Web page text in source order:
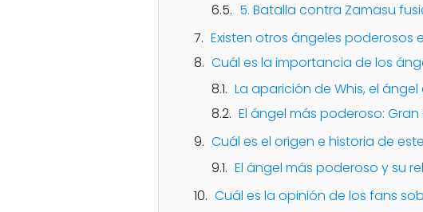
5. Batalla contra Zamasu
Existen otros ángeles poderosos
Cuál es la importancia de los
La aparición de Whis, el ángel
El ángel más poderoso:
Cuál es el origen e historia de
El ángel más poderoso y su
Cuál es la opinión de los fans